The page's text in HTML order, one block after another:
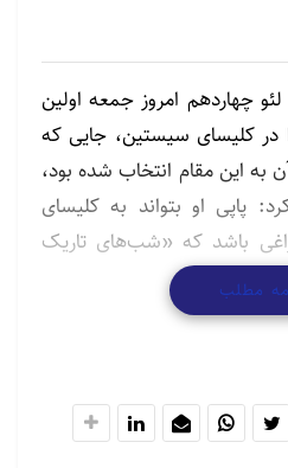
چهاردهم امروز جمعه اولین
در کلیسای سیستین، جایی که
از آن به این مقام انتخاب شده بود،
پاپی او بتواند به کلیسای
باشد که «شب‌های تاریک
لئو چهاردهم را برای خود
موعظه خود به زبان
انگلیسی موعظه کرد و تصویر
مطلب